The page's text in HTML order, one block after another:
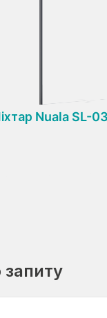
Nuala SL-03